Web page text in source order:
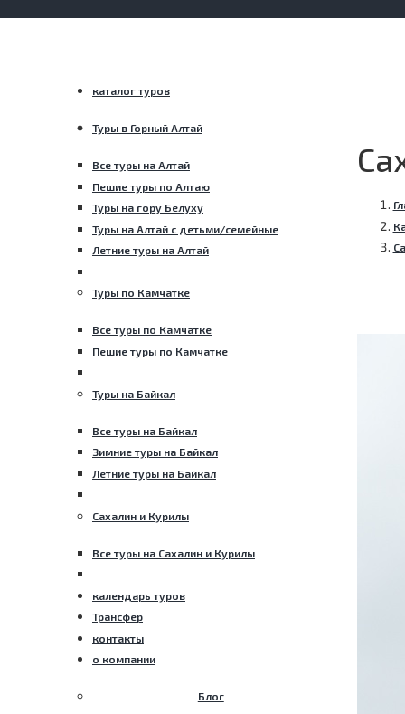
каталог туров
Туры в Горный Алтай
Все туры на Алтай
Пешие туры по Алтаю
Туры на гору Белуху
Туры на Алтай с детьми/семейные
Летние туры на Алтай
Туры по Камчатке
Все туры по Камчатке
Пешие туры по Камчатке
Туры на Байкал
Все туры на Байкал
Зимние туры на Байкал
Летние туры на Байкал
Сахалин и Курилы
Все туры на Сахалин и Курилы
календарь туров
Трансфер
контакты
о компании
Блог